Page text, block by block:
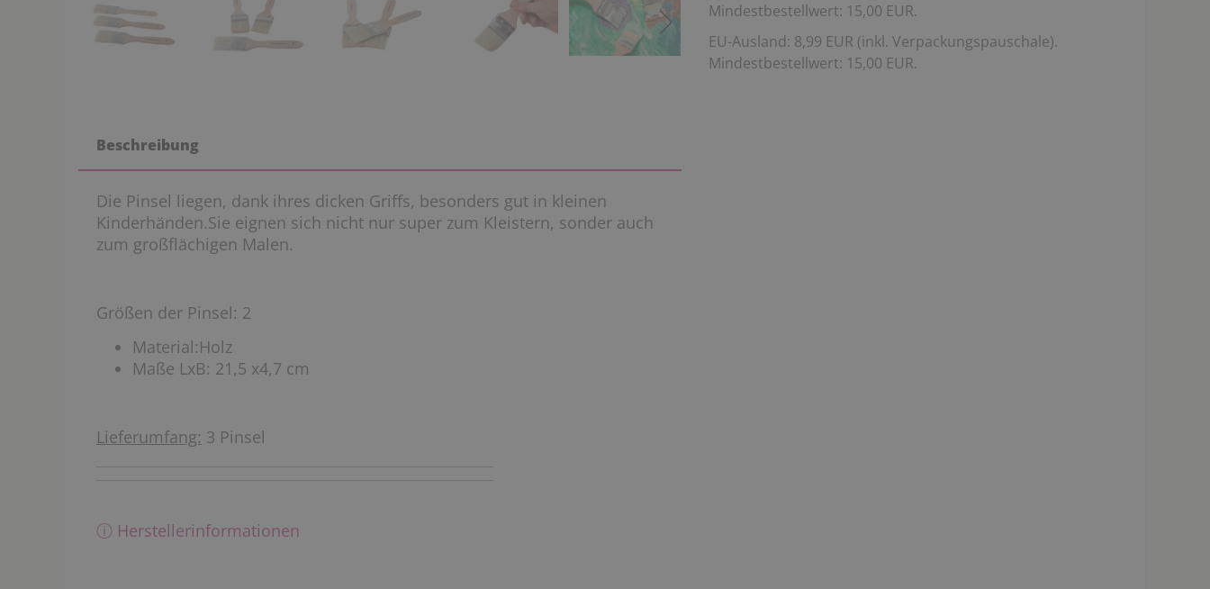
Mindestbestellwert: 15,00 EUR.
EU-Ausland: 8,99 EUR (inkl. Verpackungspauschale).
Mindestbestellwert: 15,00 EUR.
Beschreibung
Die Pinsel liegen, dank ihres dicken Griffs, besonders gut in kleinen
Kinderhänden.Sie eignen sich nicht nur super zum Kleistern, sonder auch
zum großflächigen Malen.
Größen der Pinsel: 2
Material:Holz
Maße LxB: 21,5 x4,7 cm
Lieferumfang: 3 Pinsel
ⓘ Herstellerinformationen